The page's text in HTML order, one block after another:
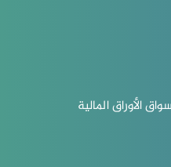
الأوراق المالية